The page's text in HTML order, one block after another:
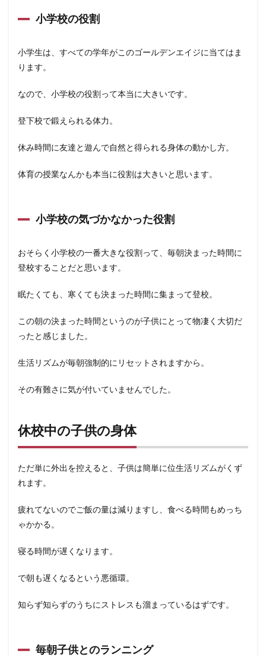
小学校の役割
小学生は、すべての学年がこのゴールデンエイジに当てはま
ります。
なので、小学校の役割って本当に大きいです。
登下校で鍛えられる体力。
休み時間に友達と遊んで自然と得られる身体の動かし方。
体育の授業なんかも本当に役割は大きいと思います。
小学校の気づかなかった役割
おそらく小学校の一番大きな役割って、毎朝決まった時間に
登校することだと思います。
眠たくても、寒くても決まった時間に集まって登校。
この朝の決まった時間というのが子供にとって物凄く大切だ
ったと感じました。
生活リズムが毎朝強制的にリセットされますから。
その有難さに気が付いていませんでした。
休校中の子供の身体
ただ単に外出を控えると、子供は簡単に位生活リズムがくず
れます。
疲れてないのでご飯の量は減りますし、食べる時間もめっち
ゃかかる。
寝る時間が遅くなります。
で朝も遅くなるという悪循環。
知らず知らずのうちにストレスも溜まっているはずです。
毎朝子供とのランニング